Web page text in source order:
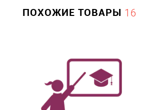
Обратите внимание: в рамках
ПОХОЖИЕ ТОВАРЫ 16